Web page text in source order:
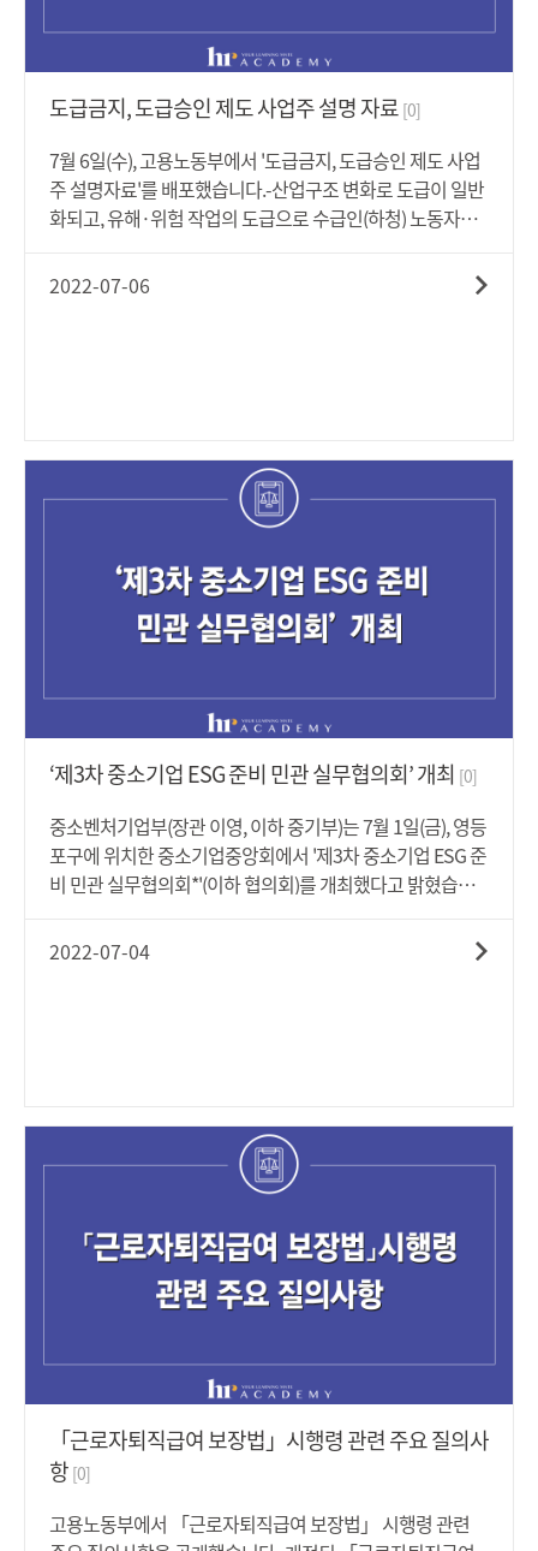
요인 해소에 집중▪ 구직자(실업자)에 대해서는 맞춤형 지원
을 통해 원활한 노동시장 진입 촉진 및 고용가능성 상승 추진
▪ 기업과 구직자를 연결하는 고용서비스 혁신▪ 튼튼한 고용
안전망으로 노동시장 내 원활한 이동 지원-보다 자세한 사항
은 아래 '첨부파일'을 통해 살펴보시기 바랍니다.
도급금지, 도급승인 제도 사업주 설명 자료 [0]
7월 6일(수), 고용노동부에서 '도급금지, 도급승인 제도 사업
주 설명자료'를 배포했습니다.-산업구조 변화로 도급이 일반
화되고, 유해·위험 작업의 도급으로 수급인(하청) 노동자의
책임을 강화하는 방향으로 「산업안전보건법」을 전부 개
업, 허가대상물질 제조·사용작업은 사내 도급이 원칙적으로
금지됩니다. 또한 중량비율1% 이상의 황산, 불화수소, 질산,
염화수소를 취급하는 설비를 개조·분해·해체·철거하는 작
업 또는 해당 설비 내부에서 이루어지는 작업은 미리 안전보
건조치를 한 후 승인을 받아야 사내 도급이 가능합니다.이번
에 발간된 '도급금지·도급승인 제도 사업주 설명자료'에는
유해·위험작업의 도급금지 및 도급승인 제도와 관련하여 개
각각 지켜야 할 법적 의무사항, 의무 위반 시 과징금 부과 내
용이 담겨있습니다.산재예방보상정책국장은 "이 자료집을
통해 도급사업에서 도급인과 수급인이 지켜야 할 안전보건
조치사항이 명쾌하게 설명되어 도급사업에서 도급인 및 수
급인 노동자 모두가 안전하게 일할 수 있기를 희망한다"고
말했습니다.-보다 자세한 사항은 아래 '첨부파일'을 통해 살
펴보시기 바랍니다.
2022-07-06
‘제3차 중소기업 ESG 준비 민관 실무협의회’ 개최 [0]
중소벤처기업부(장관 이영, 이하 중기부)는 7월 1일(금), 영등
포구에 위치한 중소기업중앙회에서 '제3차 중소기업 ESG 준
비 민관 실무협의회*'(이하 협의회)를 개최했다고 밝혔습니
위해 발족한 '중소기업 ESG 준비 민관협의회'의 후속조치로
기여하고 있습니다. 이번 협의회는 참여기관을 기존 13개에
서 29개로 확대하고, 참여 기관별 특성을 고려해 4개 분과로
구분해 운영하는 첫번째 회의로, 향후 운영방향에 대한 내용
을 중점으로 회의가 이루어졌습니다.중소벤처기업부는 새롭
게 개편된 협의회를 통해 향후 지원 분야별 이에스지(ESG)
관련 주요 정보를 공유하고, 각 기관의 이에스지(ESG) 지원
정책‧제도가 중복되는 것을 사전에 중재할 수 있을 것으로
해 기업 스스로 이에스지(ESG) 수준을 진단하고, 개선이 필
요한 사항을 포함한 결과서를 자동으로 발급 받을 수 있는 '중
소기업 ESG 자가진단 시스템**'을 운영중에 있으며, 매달
2,000여개사***가 참여할 정도로 많은 관심을 받고 있습니
다. * 국내외 이에스지(ESG) 평가지표를 기반으로 23개의 문
항 마련, 온라인 자가진단 서비스 제공중** 중진공 비대면 스
2022-07-04
「근로자퇴직급여 보장법」시행령 관련 주요 질의사
항 [0]
고용노동부에서 「근로자퇴직급여 보장법」 시행령 관련